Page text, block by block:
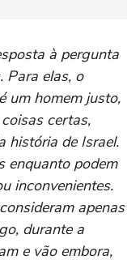
à pergunta
Para elas, o
um homem justo,
certas,
história de Israel.
enquanto podem
inconvenientes.
apenas
durante a
e vão embora,